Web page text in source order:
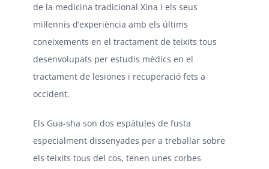
de la medicina tradicional Xina i els seus
mil·lennis d’experiència amb els últims
coneixements en el tractament de teixits tous
desenvolupats per estudis mèdics en el
tractament de lesiones i recuperació fets a
occident.
Els Gua-sha son dos espàtules de fusta
especialment dissenyades per a treballar sobre
els teixits tous del cos, tenen unes corbes